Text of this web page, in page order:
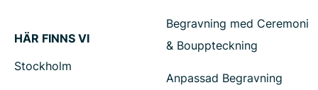
HÄR FINNS VI
Stockholm
Begravning med Ceremoni
& Bouppteckning
Anpassad Begravning